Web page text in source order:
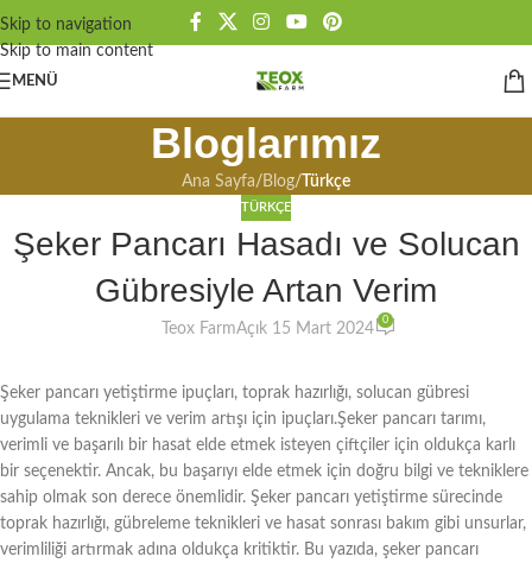
Skip to navigation
Skip to main content
MENÜ
Bloglarımız
Ana Sayfa/ Blog/ Türkçe
TÜRKÇE
Şeker Pancarı Hasadı ve Solucan
Gübresiyle Artan Verim
Teox FarmAçık 15 Mart 2024
0
Şeker pancarı yetiştirme ipuçları, toprak hazırlığı, solucan gübresi
uygulama teknikleri ve verim artışı için ipuçları.Şeker pancarı tarımı,
verimli ve başarılı bir hasat elde etmek isteyen çiftçiler için oldukça karlı
bir seçenektir. Ancak, bu başarıyı elde etmek için doğru bilgi ve tekniklere
sahip olmak son derece önemlidir. Şeker pancarı yetiştirme sürecinde
toprak hazırlığı, gübreleme teknikleri ve hasat sonrası bakım gibi unsurlar,
verimliliği artırmak adına oldukça kritiktir. Bu yazıda, şeker pancarı